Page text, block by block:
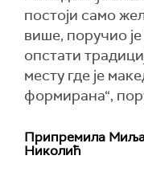
постоји само
више, поручио
опстати
месту где је
формирана“,
Припремила
Николић